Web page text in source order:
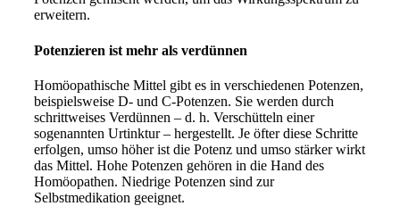
erweitern.
Potenzieren ist mehr als verdünnen
Homöopathische Mittel gibt es in verschiedenen Potenzen,
beispielsweise D- und C-Potenzen. Sie werden durch
schrittweises Verdünnen – d. h. Verschütteln einer
sogenannten Urtinktur – hergestellt. Je öfter diese Schritte
erfolgen, umso höher ist die Potenz und umso stärker wirkt
das Mittel. Hohe Potenzen gehören in die Hand des
Homöopathen. Niedrige Potenzen sind zur
Selbstmedikation geeignet.